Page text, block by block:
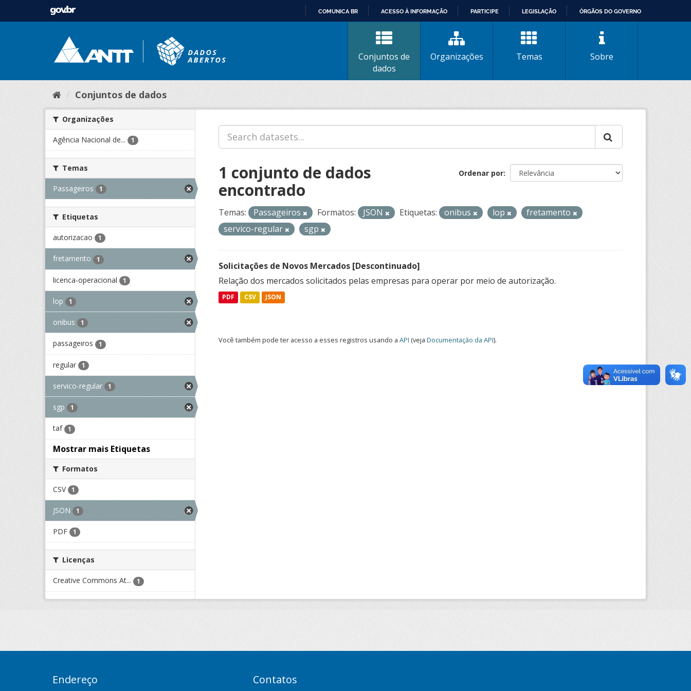
CONTEÚDO
COMUNICA BR ACESSO À INFORMAÇÃO PARTICIPE LEGISLAÇÃO ÓRGÃOS DO GOVERNO
Conjuntos de
dados
Organizações Temas Sobre
Conjuntos de dados
Organizações
Agência Nacional de... 1
Temas
Passageiros 1
Etiquetas
autorizacao 1
fretamento 1
licenca-operacional 1
lop 1
onibus 1
passageiros 1
regular 1
servico-regular 1
sgp 1
taf 1
Mostrar mais Etiquetas
Formatos
CSV 1
JSON 1
PDF 1
Licenças
Creative Commons At... 1
Ordenar por
1 conjunto de dados
encontrado
Temas: Passageiros Formatos: JSON Etiquetas: onibus lop
fretamento
servico-regular
sgp
Solicitações de Novos Mercados [Descontinuado]
Relação dos mercados solicitados pelas empresas para operar por meio de autorização.
PDF CSV JSON
Você também pode ter acesso a esses registros usando a API (veja Documentação da API).
Endereço Contatos